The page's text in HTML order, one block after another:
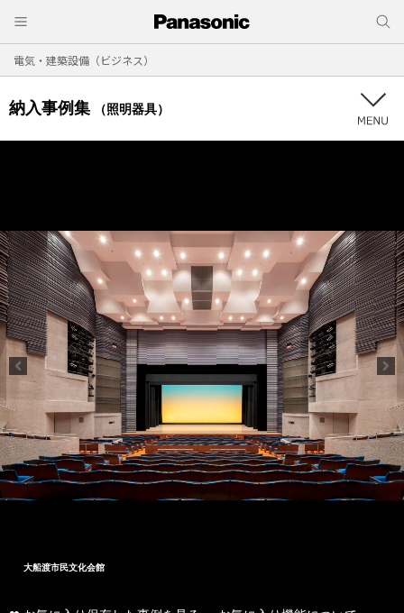
電気・建築設備（ビジネス）
納入事例集 （照明器具）
大船渡市民文化会館